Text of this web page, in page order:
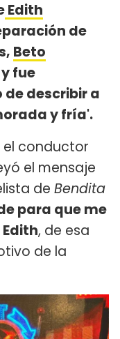
Edith
de
Beto
fue
describir a
y fría'.
el conductor
el mensaje
de Bendita
para que me
Edith, de esa
de la